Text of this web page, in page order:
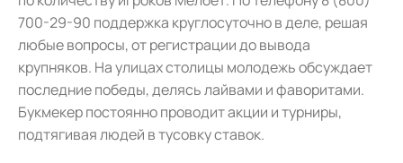
700-29-90 поддержка круглосуточно в деле, решая
любые вопросы, от регистрации до вывода
крупняков. На улицах столицы молодежь обсуждает
последние победы, делясь лайвами и фаворитами.
Букмекер постоянно проводит акции и турниры,
подтягивая людей в тусовку ставок.